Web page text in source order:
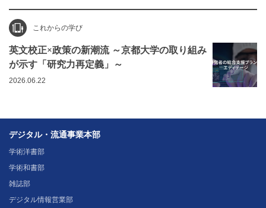
これからの学び
英文校正×政策の新潮流 ～京都大学の取り組み
が示す「研究力再定義」～
2026.06.22
デジタル・流通事業本部
学術洋書部
学術和書部
雑誌部
デジタル情報営業部